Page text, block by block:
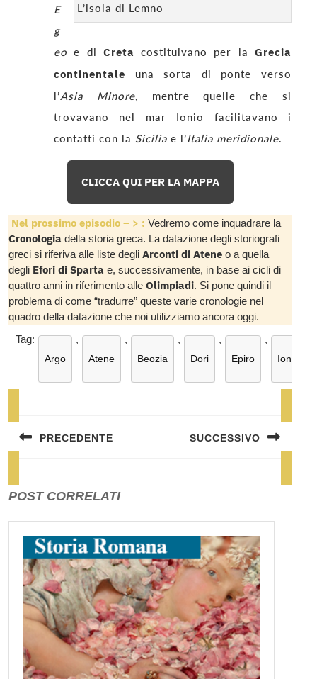
L’isola di Lemno
E
g
eoe di Creta costituivano per laGrecia
continentale una sorta di ponte verso
l’Asia Minore, mentre quelle che si
trovavano nel mar Ionio facilitavano i
contatti con la Sicilia e l’Italia meridionale
CLICCA QUI PER LA MAPPA
Nel prossimo episodio – > : Vedremo come inquadrare la
Cronologia della storia greca. La datazione degli storiografi
greci si riferiva alle liste degli Arconti di Atene o a quella
degli Efori di Sparta e, successivamente, in base ai cicli di
quattro anni in riferimento alle Olimpiadi. Si pone quindi il
problema di come “tradurre” queste varie cronologie nel
quadro della datazione che noi utilizziamo ancora oggi.
Tag:
Argo
,
Atene
,
Beozia
,
Dori
,
Epiro
,
Ioni
PRECEDENTE SUCCESSIVO
POST CORRELATI